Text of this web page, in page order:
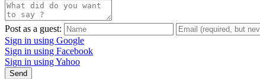
Post as a guest:
Sign in using Google
Sign in using Facebook
Sign in using Yahoo
Send